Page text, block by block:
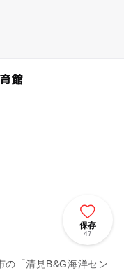
館
保存
47
の「清見B&G海洋セン